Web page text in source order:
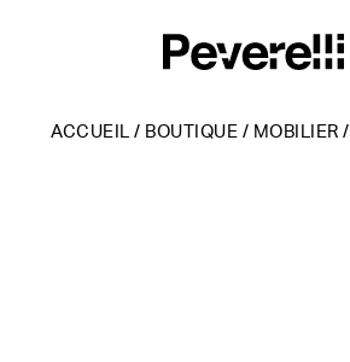
ACCUEIL / BOUTIQUE / MOBILIER /